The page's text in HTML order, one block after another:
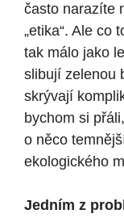
často narazíte
„etika“. Ale co
tak málo jako
slibují zelenou
skrývají
bychom si
o něco
ekologického
Jedním z